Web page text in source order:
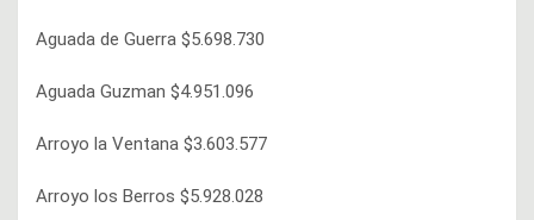
Aguada de Guerra $5.698.730
Aguada Guzman $4.951.096
Arroyo la Ventana $3.603.577
Arroyo los Berros $5.928.028